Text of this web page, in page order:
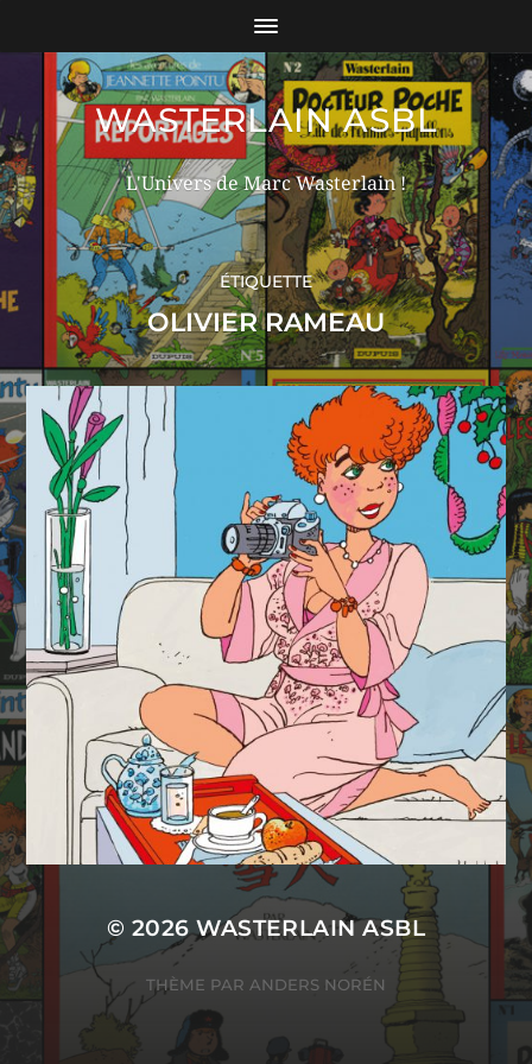
WASTERLAIN ASBL
L'Univers de Marc Wasterlain !
ÉTIQUETTE
OLIVIER RAMEAU
© 2026WASTERLAIN ASBL
THÈME PAR ANDERS NORÉN